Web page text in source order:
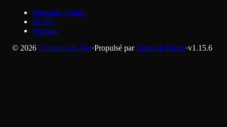
Mentions légales
RGPD
Sitemap
© 2026 Domaine du Net·Propulsé parAppli en Direct·v1.15.6